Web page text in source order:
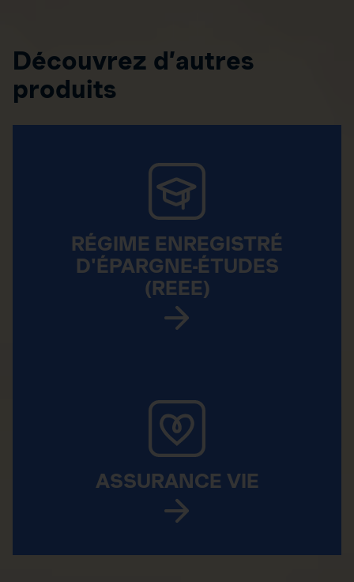
Découvrez d’autres
produits
RÉGIME ENREGISTRÉ
D'ÉPARGNE-ÉTUDES
(REEE)
ASSURANCE VIE